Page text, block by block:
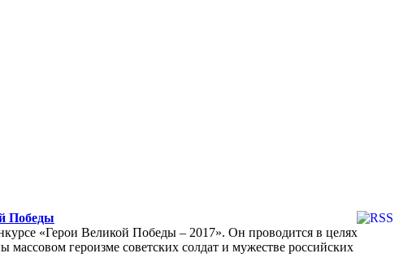
Победы
«Герои Великой Победы – 2017». Он проводится в целях
героизме советских солдат и мужестве российских